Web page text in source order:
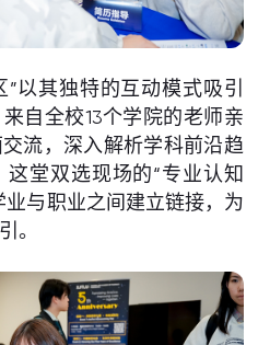
以其独特的互动模式吸引
自全校13个学院的老师亲
流，深入解析学科前沿趋
堂双选现场的“专业认知
与职业之间建立链接，为
。